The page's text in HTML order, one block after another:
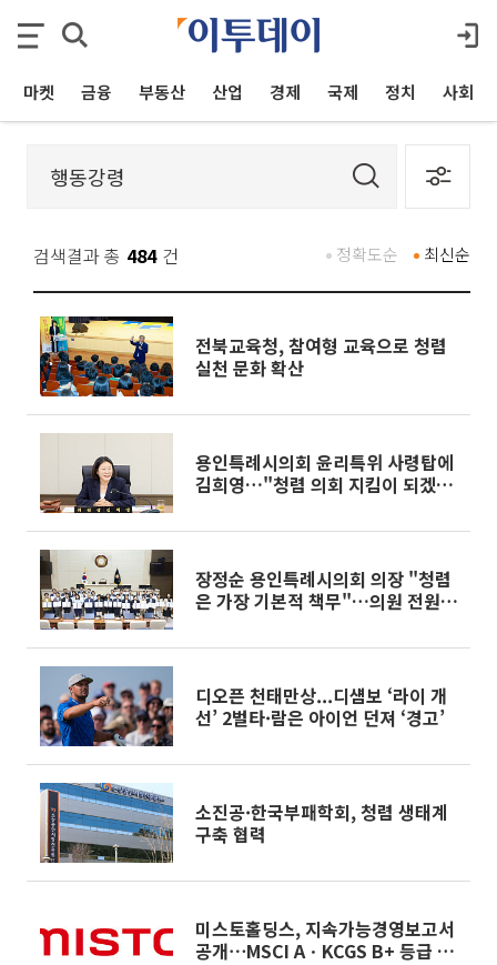
마켓 금융 부동산 산업 경제 국제 정치 사회
검색결과 총 484 건 최신순
정확도순
전북교육청, 참여형 교육으로 청렴
실천 문화 확산
용인특례시의회 윤리특위 사령탑에
김희영…"청렴 의회 지킴이 되겠
장정순 용인특례시의회 의장 "청렴
은 가장 기본적 책무"…의원 전원
디오픈 천태만상...디섐보 ‘라이 개
선’ 2벌타·람은 아이언 던져 ‘경고’
소진공·한국부패학회, 청렴 생태계
구축 협력
미스토홀딩스, 지속가능경영보고서
공개⋯MSCI AㆍKCGS B+ 등급 유